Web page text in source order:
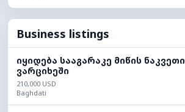
Business listings
იყიდება სააგარაკე მიწის ნაკვეთი
ვარციხეში
210,000 USD
Baghdati